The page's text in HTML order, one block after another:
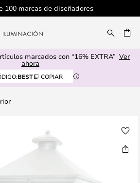
100 marcas de diseñadores
marcados con “16% EXTRA” Ver
ahora
BEST COPIAR